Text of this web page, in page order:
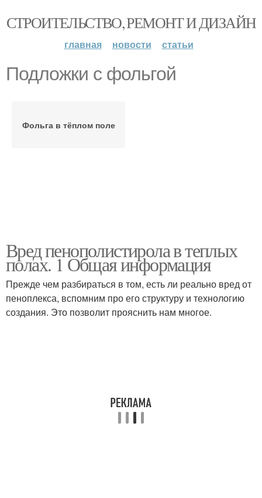
СТРОИТЕЛЬСТВО, РЕМОНТ И ДИЗАЙН
главная новости статьи
Подложки с фольгой
Фольга в тёплом поле
Вред пенополистирола в теплых
полах. 1 Общая информация
Прежде чем разбираться в том, есть ли реально вред от
пеноплекса, вспомним про его структуру и технологию
создания. Это позволит прояснить нам многое.